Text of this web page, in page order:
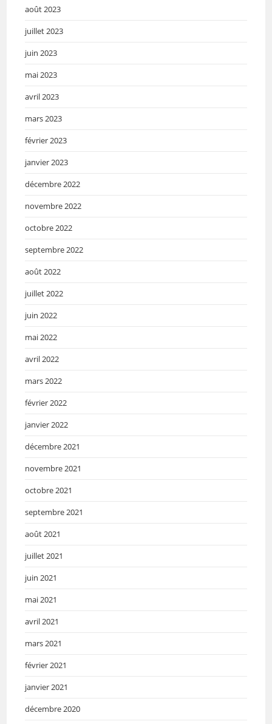
août 2023
juillet 2023
juin 2023
mai 2023
avril 2023
mars 2023
février 2023
janvier 2023
décembre 2022
novembre 2022
octobre 2022
septembre 2022
août 2022
juillet 2022
juin 2022
mai 2022
avril 2022
mars 2022
février 2022
janvier 2022
décembre 2021
novembre 2021
octobre 2021
septembre 2021
août 2021
juillet 2021
juin 2021
mai 2021
avril 2021
mars 2021
février 2021
janvier 2021
décembre 2020